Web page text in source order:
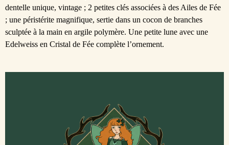
dentelle unique, vintage ; 2 petites clés associées à des Ailes de Fée
; une péristérite magnifique, sertie dans un cocon de branches
sculptée à la main en argile polymère. Une petite lune avec une
Edelweiss en Cristal de Fée complète l’ornement.